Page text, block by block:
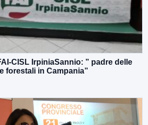
CISL IrpiniaSannio: ” padre delle
forestali in Campania”